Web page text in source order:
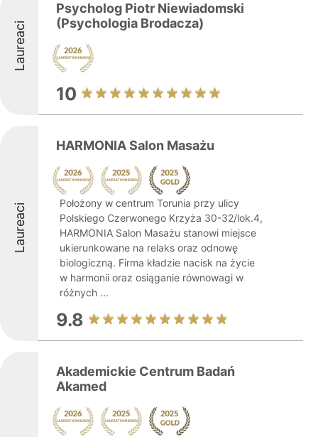
Laureaci
Psycholog Piotr Niewiadomski
(Psychologia Brodacza)
10
Laureaci
HARMONIA Salon Masażu
Położony w centrum Torunia przy ulicy
Polskiego Czerwonego Krzyża 30-32/lok.4,
HARMONIA Salon Masażu stanowi miejsce
ukierunkowane na relaks oraz odnowę
biologiczną. Firma kładzie nacisk na życie
w harmonii oraz osiąganie równowagi w
różnych ...
9.8
Akademickie Centrum Badań
Akamed